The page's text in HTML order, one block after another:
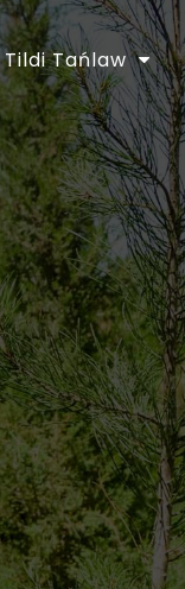
Tildi Tańlaw